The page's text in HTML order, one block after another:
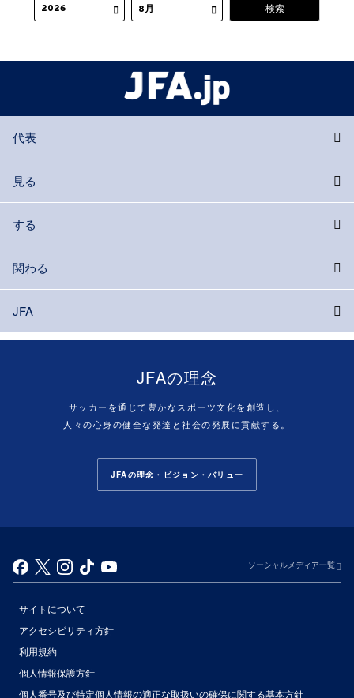
代表
見る
する
関わる
JFA
JFAの理念
サッカーを通じて豊かなスポーツ文化を創造し、
人々の心身の健全な発達と社会の発展に貢献する。
JFAの理念・ビジョン・バリュー
ソーシャルメディア一覧
サイトについて
アクセシビリティ方針
利用規約
個人情報保護方針
個人番号及び特定個人情報の適正な取扱いの確保に関する基本方針